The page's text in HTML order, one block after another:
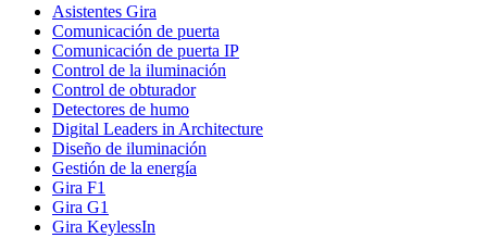
Asistentes Gira
Comunicación de puerta
Comunicación de puerta IP
Control de la iluminación
Control de obturador
Detectores de humo
Digital Leaders in Architecture
Diseño de iluminación
Gestión de la energía
Gira F1
Gira G1
Gira KeylessIn